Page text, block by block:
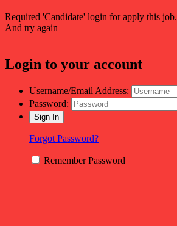
Required 'Candidate' login for apply this job.
And try again
Login to your account
Username/Email Address:
Password:
Forgot Password?
Remember Password